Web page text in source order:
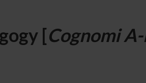
[Cognomi